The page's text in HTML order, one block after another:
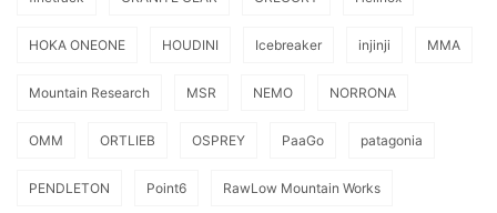
HOKA ONEONE HOUDINI Icebreaker injinji MMA
Mountain Research MSR NEMO NORRONA
OMM ORTLIEB OSPREY PaaGo patagonia
PENDLETON Point6 RawLow Mountain Works